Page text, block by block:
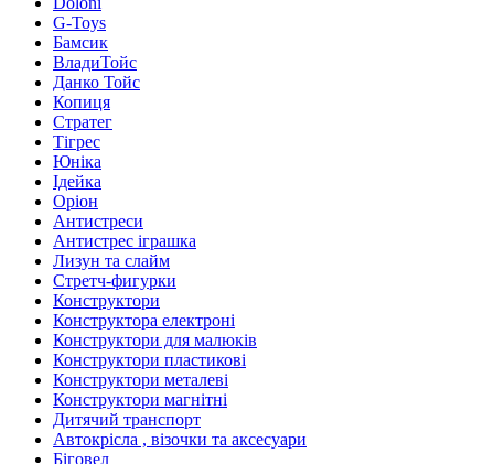
G-Toys
Бамсик
ВладиТойс
Данко Тойс
Копиця
Стратег
Тігрес
Юніка
Ідейка
Оріон
Антистреси
Антистрес іграшка
Лизун та слайм
Стретч-фигурки
Конструктори
Конструктора електроні
Конструктори для малюків
Конструктори пластикові
Конструктори металеві
Конструктори магнітні
Дитячий транспорт
Автокрісла , візочки та аксесуари
Біговел